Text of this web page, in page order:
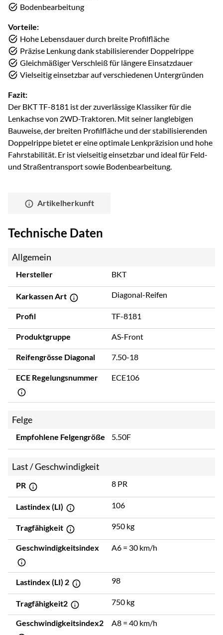
Bodenbearbeitung
Vorteile:
Hohe Lebensdauer durch breite Profilfläche
Präzise Lenkung dank stabilisierender Doppelrippe
Gleichmäßiger Verschleiß für längere Einsatzdauer
Vielseitig einsetzbar auf verschiedenen Untergründen
Fazit:
Der BKT TF-8181 ist der zuverlässige Klassiker für die
Lenkachse von 2WD-Traktoren. Mit seiner langlebigen
Bauweise, der breiten Profilfläche und der stabilisierenden
Doppelrippe bietet er eine optimale Lenkpräzision und hohe
Fahrstabilität. Er ist vielseitig einsetzbar und ideal für Feld-
und Straßentransport sowie Bodenbearbeitung.
Artikelherkunft
Technische Daten
Allgemein
Hersteller BKT
Karkassen Art Diagonal-Reifen
Profil TF-8181
Produktgruppe AS-Front
Reifengrösse Diagonal 7.50-18
ECE Regelungsnummer ECE106
Felge
Empfohlene Felgengröße 5.50F
Last / Geschwindigkeit
PR 8 PR
Lastindex (LI) 106
Tragfähigkeit 950 kg
Geschwindigkeitsindex A6 = 30 km/h
Lastindex (LI) 2 98
Tragfähigkeit2 750 kg
Geschwindigkeitsindex2 A8 = 40 km/h